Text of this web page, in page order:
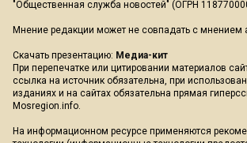
"Общественная служба новостей" (ОГРН
Мнение редакции может не совпадать с мнением
Скачать презентацию: Медиа-кит
При перепечатке или цитировании материалов
ссылка на источник обязательна, при
изданиях и на сайтах обязательна прямая
Mosregion.info.
На информационном ресурсе применяются